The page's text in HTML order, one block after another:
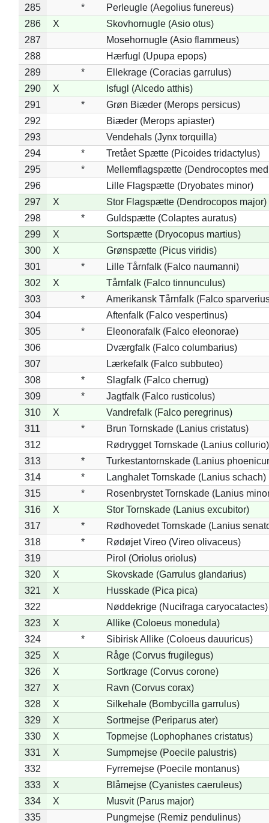
285
*
Perleugle (Aegolius funereus)
286
X
Skovhornugle (Asio otus)
287
Mosehornugle (Asio flammeus)
288
Hærfugl (Upupa epops)
289
*
Ellekrage (Coracias garrulus)
290
X
Isfugl (Alcedo atthis)
291
*
Grøn Biæder (Merops persicus)
292
Biæder (Merops apiaster)
293
Vendehals (Jynx torquilla)
294
*
Tretået Spætte (Picoides tridactylus)
295
*
Mellemflagspætte (Dendrocoptes
296
Lille Flagspætte (Dryobates minor)
297
X
Stor Flagspætte (Dendrocopos major)
298
*
Guldspætte (Colaptes auratus)
299
X
Sortspætte (Dryocopus martius)
300
X
Grønspætte (Picus viridis)
301
*
Lille Tårnfalk (Falco naumanni)
302
X
Tårnfalk (Falco tinnunculus)
303
*
Amerikansk Tårnfalk (Falco
304
Aftenfalk (Falco vespertinus)
305
*
Eleonorafalk (Falco eleonorae)
306
Dværgfalk (Falco columbarius)
307
Lærkefalk (Falco subbuteo)
308
*
Slagfalk (Falco cherrug)
309
*
Jagtfalk (Falco rusticolus)
310
X
Vandrefalk (Falco peregrinus)
311
*
Brun Tornskade (Lanius cristatus)
312
Rødrygget Tornskade (Lanius collurio)
313
*
Turkestantornskade (Lanius
314
*
Langhalet Tornskade (Lanius schach)
315
*
Rosenbrystet Tornskade (Lanius
316
X
Stor Tornskade (Lanius excubitor)
317
*
Rødhovedet Tornskade (Lanius
318
*
Rødøjet Vireo (Vireo olivaceus)
319
Pirol (Oriolus oriolus)
320
X
Skovskade (Garrulus glandarius)
321
X
Husskade (Pica pica)
322
Nøddekrige (Nucifraga caryocatactes)
323
X
Allike (Coloeus monedula)
324
*
Sibirisk Allike (Coloeus dauuricus)
325
X
Råge (Corvus frugilegus)
326
X
Sortkrage (Corvus corone)
327
X
Ravn (Corvus corax)
328
X
Silkehale (Bombycilla garrulus)
329
X
Sortmejse (Periparus ater)
330
X
Topmejse (Lophophanes cristatus)
331
X
Sumpmejse (Poecile palustris)
332
Fyrremejse (Poecile montanus)
333
X
Blåmejse (Cyanistes caeruleus)
334
X
Musvit (Parus major)
335
Pungmejse (Remiz pendulinus)